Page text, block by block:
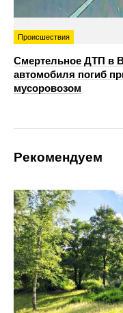
Происшествия
Смертельное ДТП в
автомобиля погиб
мусоровозом
Рекомендуем